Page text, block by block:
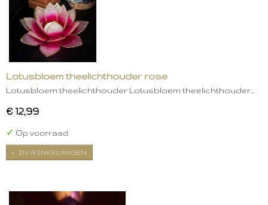
Lotusbloem theelichthouder rose
Lotusbloem theelichthouder Lotusbloem theelichthouder…
€ 12,99
✓ Op voorraad
IN WINKELWAGEN